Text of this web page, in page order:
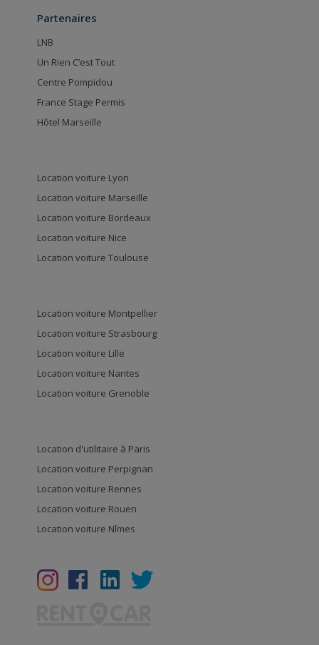
Partenaires
LNB
Un Rien C’est Tout
Centre Pompidou
France Stage Permis
Hôtel Marseille
Location voiture Lyon
Location voiture Marseille
Location voiture Bordeaux
Location voiture Nice
Location voiture Toulouse
Location voiture Montpellier
Location voiture Strasbourg
Location voiture Lille
Location voiture Nantes
Location voiture Grenoble
Location d'utilitaire à Paris
Location voiture Perpignan
Location voiture Rennes
Location voiture Rouen
Location voiture Nîmes